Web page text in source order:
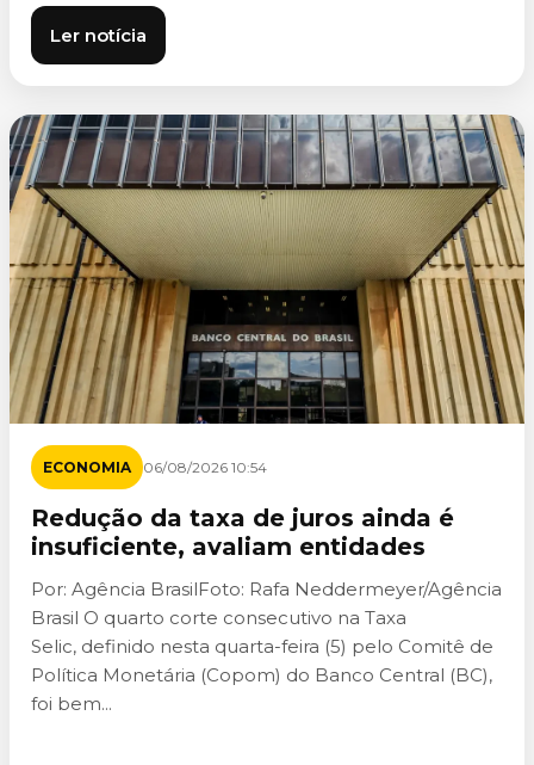
Ler notícia
ECONOMIA 06/08/2026 10:54
Redução da taxa de juros ainda é
insuficiente, avaliam entidades
Por: Agência BrasilFoto: Rafa Neddermeyer/Agência
Brasil O quarto corte consecutivo na Taxa
Selic, definido nesta quarta-feira (5) pelo Comitê de
Política Monetária (Copom) do Banco Central (BC),
foi bem...